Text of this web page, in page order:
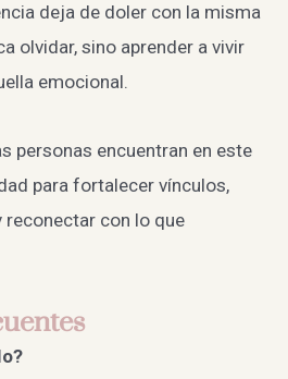
deja de doler con la misma
olvidar, sino aprender a vivir
emocional.
personas encuentran en este
para fortalecer vínculos,
con lo que